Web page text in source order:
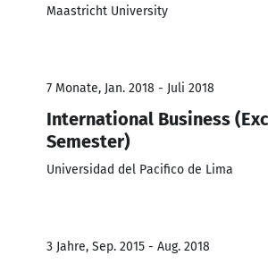
Maastricht University
7 Monate, Jan. 2018 - Juli 2018
International Business
Semester)
Universidad del Pacifico de Lima
3 Jahre, Sep. 2015 - Aug. 2018